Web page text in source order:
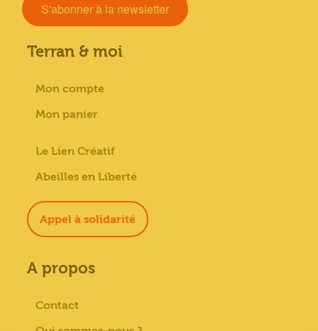
S'abonner à la newsletter
Terran & moi
Mon compte
Mon panier
Le Lien Créatif
Abeilles en Liberté
Appel à solidarité
A propos
Contact